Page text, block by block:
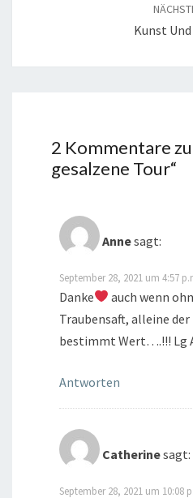
Kunst
2 Kommentare zu
gesalzene Tour“
Annesagt:
September 28, 2021 um 4:57
Danke
auch wenn
Traubensaft, alleine der
bestimmt Wert….!!! Lg
Antworten
Catherinesagt:
September 28, 2021 um 10:08